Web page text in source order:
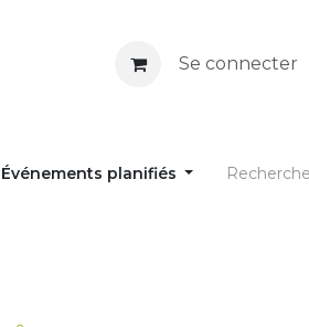
Se connecter
Événements planifiés